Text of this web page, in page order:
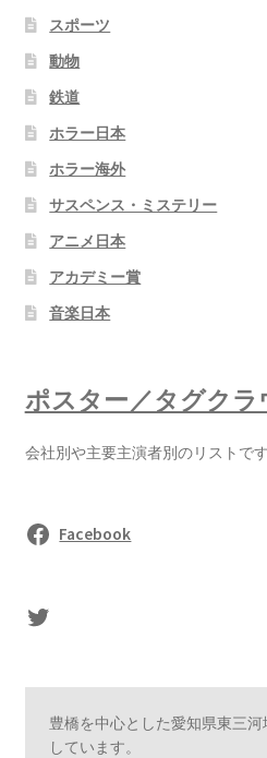
スポーツ
動物
鉄道
ホラー日本
ホラー海外
サスペンス・ミステリー
アニメ日本
アカデミー賞
音楽日本
ポスター／タグクラ
会社別や主要主演者別のリストです
Facebook
sasaki's Twitter
豊橋を中心とした愛知県東三
しています。